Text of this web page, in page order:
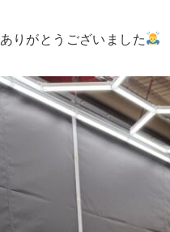
りがとうございました